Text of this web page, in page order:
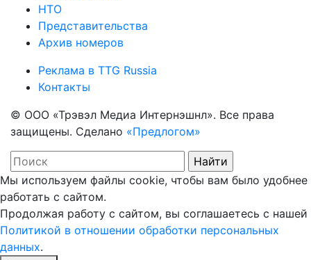
НТО
Представительства
Архив номеров
Реклама в TTG Russia
Контакты
© ООО «Трэвэл Медиа Интернэшнл». Все права
защищены. Сделано «Предлогом»
Мы используем файлы cookie, чтобы вам было удобнее
работать с сайтом.
Продолжая работу с сайтом, вы соглашаетесь с нашей
Политикой в отношении обработки персональных
данных.